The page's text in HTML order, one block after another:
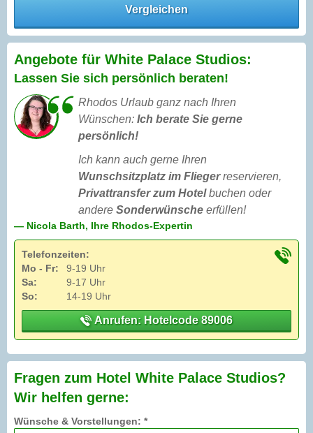
Vergleichen
Angebote für White Palace Studios:
Lassen Sie sich persönlich beraten!
Rhodos Urlaub ganz nach Ihren
Wünschen: Ich berate Sie gerne
persönlich!
Ich kann auch gerne Ihren
Wunschsitzplatz im Fliegerreservieren,
Privattransfer zum Hotelbuchen oder
andere Sonderwünsche erfüllen!
— Nicola Barth, Ihre Rhodos-Expertin
Telefonzeiten:
Mo - Fr:
9-19 Uhr
Sa:
9-17 Uhr
So:
14-19 Uhr
Anrufen: Hotelcode 89006
Fragen zum Hotel White Palace Studios?
Wir helfen gerne:
Wünsche & Vorstellungen: *